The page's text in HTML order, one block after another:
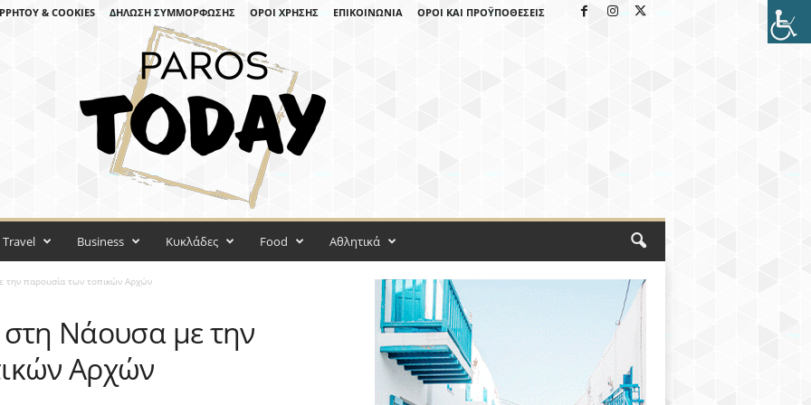
& COOKIES ΔΉΛΩΣΗ ΣΥΜΜΌΡΦΩΣΗΣ ΌΡΟΙ ΧΡΉΣΗΣ ΕΠΙΚΟΙΝΩΝΊΑ ΌΡΟΙ ΚΑΙ ΠΡΟΫΠΟΘΈΣΕΙΣ
Travel Business Κυκλάδες Food Αθλητικά
την παρουσία των τοπικών Αρχών
Νάουσα με την
Αρχών